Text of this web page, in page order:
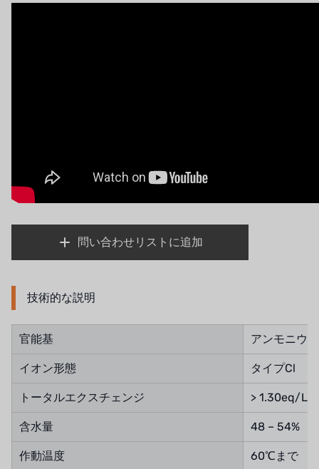
問い合わせリストに追加
技術的な説明
官能基 アンモニウ
イオン形態 タイプCl
トータルエクスチェンジ > 1.30eq/L分
含水量 48 – 54%
作動温度 60℃まで